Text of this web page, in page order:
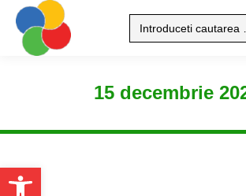
Open toolbar
Search:
15 decembrie